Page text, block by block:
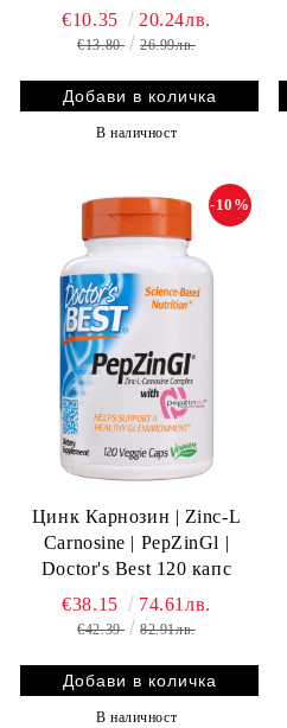
€10.35 20.24лв.
€13.80 26.99лв.
В наличност
Цинк Карнозин | Zinc-L
Carnosine | PepZinGl |
Doctor's Best 120 капс
-10%
€38.15 74.61лв.
€42.39 82.91лв.
В наличност